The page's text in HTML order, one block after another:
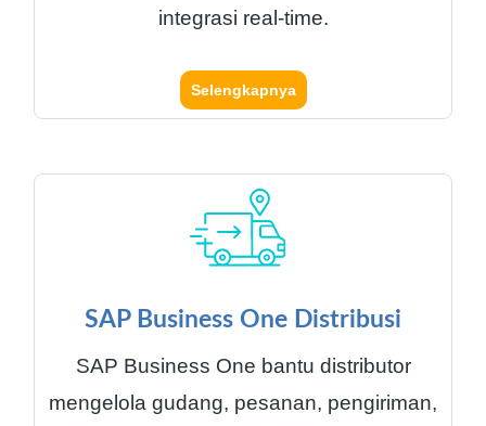
integrasi real-time.
Selengkapnya
SAP Business One Distribusi
SAP Business One bantu distributor
mengelola gudang, pesanan, pengiriman,